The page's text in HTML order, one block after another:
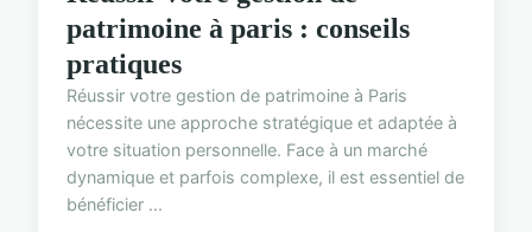
patrimoine à paris : conseils
pratiques
Réussir votre gestion de patrimoine à Paris
nécessite une approche stratégique et adaptée à
votre situation personnelle. Face à un marché
dynamique et parfois complexe, il est essentiel de
bénéficier ...